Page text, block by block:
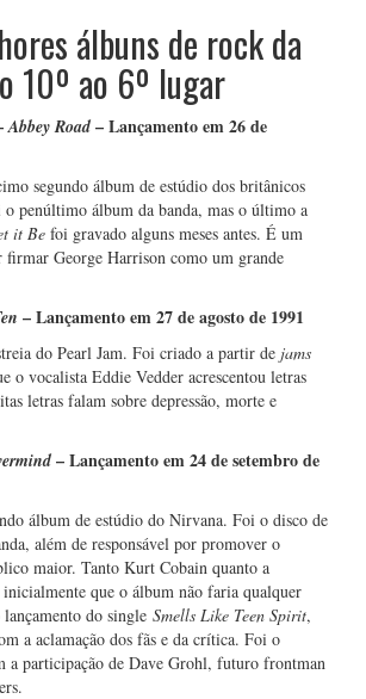
álbuns de rock da
10º ao 6º lugar
Abbey Road – Lançamento em 26 de
segundo álbum de estúdio dos britânicos
penúltimo álbum da banda, mas o último a
it Be foi gravado alguns meses antes. É um
firmar George Harrison como um grande
– Lançamento em 27 de agosto de 1991
do Pearl Jam. Foi criado a partir de jams
o vocalista Eddie Vedder acrescentou letras
letras falam sobre depressão, morte e
– Lançamento em 24 de setembro de
álbum de estúdio do Nirvana. Foi o disco de
além de responsável por promover o
maior. Tanto Kurt Cobain quanto a
que o álbum não faria qualquer
lançamento do single Smells Like Teen Spirit,
a aclamação dos fãs e da crítica. Foi o
a participação de Dave Grohl, futuro frontman